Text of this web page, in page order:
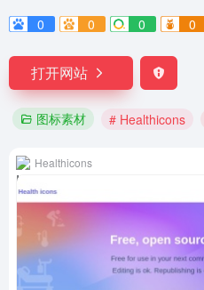
0
0 0 0
打开网站
图标素材 # Healthicons
Healthicons